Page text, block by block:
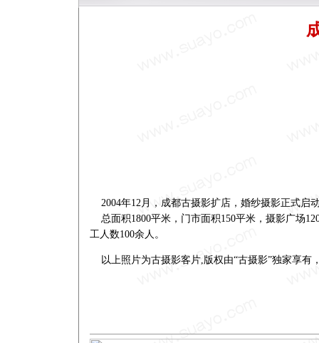
2004年12月，成都古摄影扩店，婚纱摄影正式启
总面积1800平米，门市面积150平米，摄影广场
工人数100余人。
以上照片为古摄影客片,版权由“古摄影”独家享有